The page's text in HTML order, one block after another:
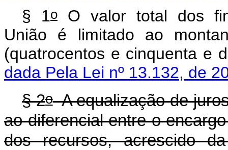
§ 1o O valor total dos
União é limitado ao
(quatrocentos e
dada Pela Lei nº 13.132, de
§ 2oA equalização de
ao diferencial entre o
dos recursos, acrescido